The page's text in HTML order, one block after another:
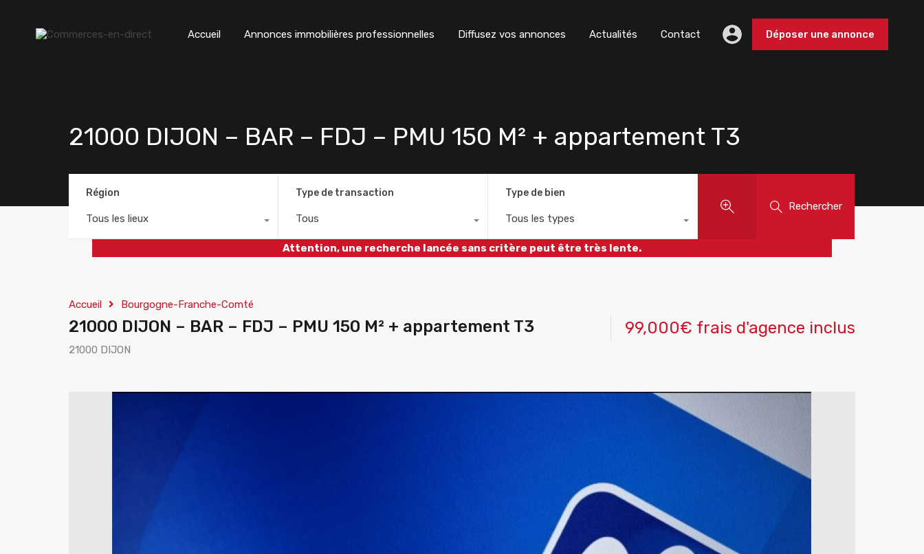
Accueil Annonces immobilières professionnelles Diffusez vos annonces Actualités Contact Déposer une annonce
21000 DIJON – BAR – FDJ – PMU 150 M² + appartement T3
Région
Tous les lieux
Type de transaction
Tous
Type de bien
Tous les types
Rechercher
Attention, une recherche lancée sans critère peut être très lente.
Accueil Bourgogne-Franche-Comté
21000 DIJON – BAR – FDJ – PMU 150 M² + appartement T3
21000 DIJON
99,000€ frais d'agence inclus